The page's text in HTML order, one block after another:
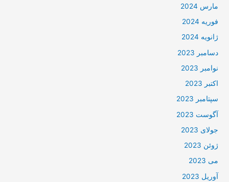
مارس 2024
فوریه 2024
ژانویه 2024
دسامبر 2023
نوامبر 2023
اکتبر 2023
سپتامبر 2023
آگوست 2023
جولای 2023
ژوئن 2023
می 2023
آوریل 2023